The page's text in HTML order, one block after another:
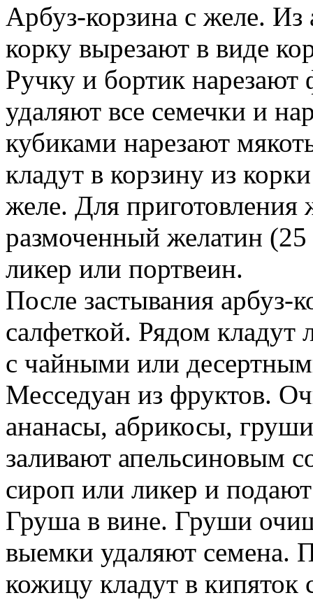
Арбуз-корзина с желе.
корку вырезают в виде
Ручку и бортик нарезают
удаляют все семечки и
кубиками нарезают
кладут в корзину из
желе. Для приготовления
размоченный желатин
ликер или портвеин.
После застывания арбуз-
салфеткой. Рядом кладут
с чайными или
Месседуан из фруктов.
ананасы, абрикосы,
заливают апельсиновым
сироп или ликер и
Груша в вине. Груши
выемки удаляют семена.
кожицу кладут в кипяток